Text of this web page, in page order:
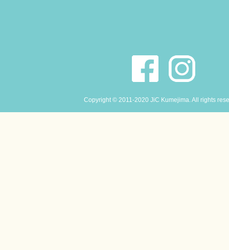
Copyright © 2011-2020 JiC Kumejima. All rights